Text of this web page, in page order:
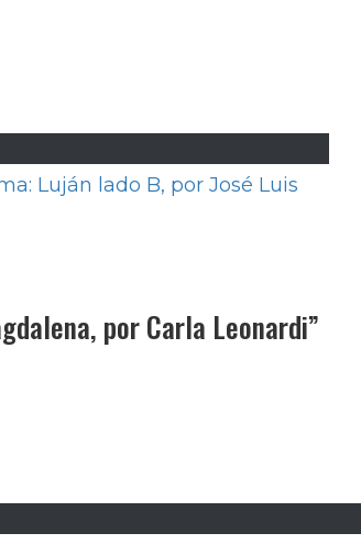
Luján lado B, por José Luis
por Carla Leonardi”